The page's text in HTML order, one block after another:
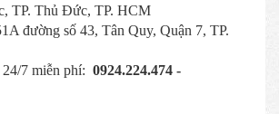
TP. Thủ Đức, TP. HCM
đường số 43, Tân Quy, Quận 7, TP.
7 miễn phí: 0924.224.474 -